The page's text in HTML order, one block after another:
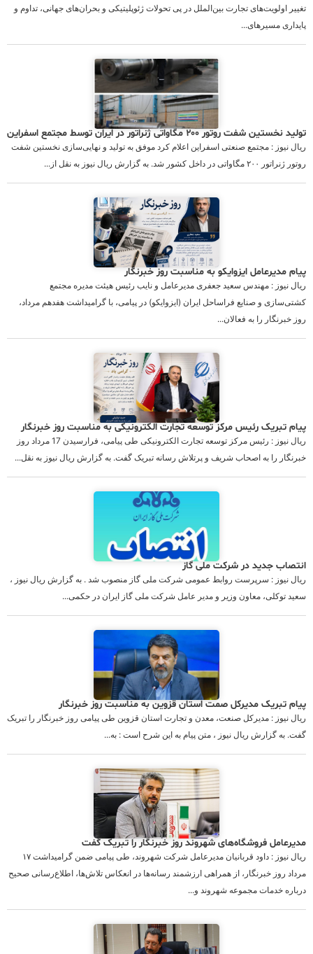
تغییر اولویت‌های تجارت بین‌الملل در پی تحولات ژئوپلیتیکی و بحران‌های جهانی، تداوم و
پایداری مسیرهای...
تولید نخستین شفت روتور ۲۰۰ مگاواتی ژنراتور در ایران توسط مجتمع اسفراین
ریال نیوز : مجتمع صنعتی اسفراین اعلام کرد موفق به تولید و نهایی‌سازی نخستین شفت
روتور ژنراتور ۲۰۰ مگاواتی در داخل کشور شد. به گزارش ریال نیوز به نقل از...
پیام مدیرعامل ایزوایکو به مناسبت روز خبرنگار
ریال نیوز : مهندس سعید جعفری مدیرعامل و نایب رئیس هیئت مدیره مجتمع
کشتی‌سازی و صنایع فراساحل ایران (ایزوایکو) در پیامی، با گرامیداشت هفدهم مرداد،
روز خبرنگار را به فعالان...
پیام تبریک رئیس مرکز توسعه تجارت الکترونیکی به مناسبت روز خبرنگار
ریال نیوز : رئیس مرکز توسعه تجارت الکترونیکی طی پیامی، فرارسیدن 17 مرداد روز
خبرنگار را به اصحاب شریف و پرتلاش رسانه تبریک گفت. به گزارش ریال نیوز به نقل...
انتصاب جدید در شرکت ملی گاز
ریال نیوز : سرپرست روابط عمومی شرکت ملی گاز منصوب شد . به گزارش ریال نیوز ،
سعید توکلی، معاون وزیر و مدير عامل شرکت ملی گاز ایران در حکمی...
پیام تبریک مدیرکل صمت استان قزوین به مناسبت روز خبرنگار
ریال نیوز : مدیرکل صنعت، معدن و تجارت استان قزوین طی پیامی روز خبرنگار را تبریک
گفت. به گزارش ریال نیوز ، متن پیام به این شرح است : به...
مدیرعامل فروشگاه‌های شهروند روز خبرنگار را تبریک گفت
ریال نیوز : داود قربانیان مدیرعامل شرکت شهروند، طی پیامی ضمن گرامیداشت ۱۷
مرداد روز خبرنگار، از همراهی ارزشمند رسانه‌ها در انعکاس تلاش‌ها، اطلاع‌رسانی صحیح
درباره خدمات مجموعه شهروند و...